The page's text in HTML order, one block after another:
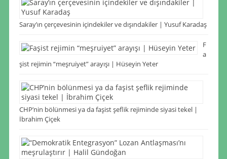
Saray’ın çerçevesinin içindekiler ve dışındakiler | Yusuf Karadaş
F
a
şist rejimin “meşruiyet” arayışı | Hüseyin Yeter
CHP’nin bölünmesi ya da faşist şeflik rejiminde siyasi tekel |
İbrahim Çiçek